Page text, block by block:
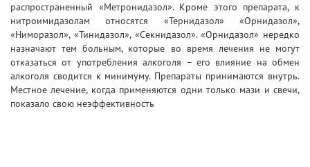
распространенный «Метронидазол». Кроме этого препарата, к
нитроимидазолам относятся «Тернидазол» «Орнидазол»,
«Ниморазол», «Тинидазол», «Секнидазол». «Орнидазол» нередко
назначают тем больным, которые во время лечения не могут
отказаться от употребления алкоголя – его влияние на обмен
алкоголя сводится к минимуму. Препараты принимаются внутрь.
Местное лечение, когда применяются одни только мази и свечи,
показало свою неэффективность